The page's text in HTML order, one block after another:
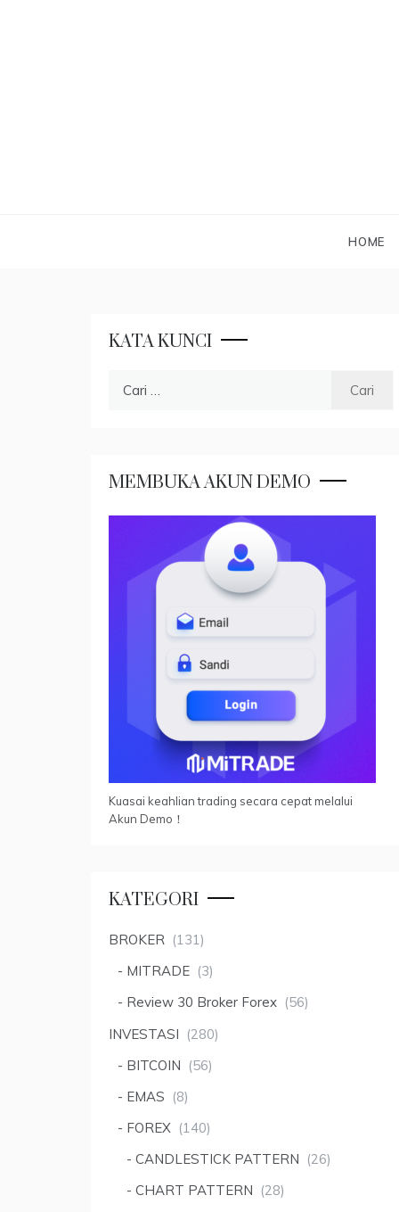
HOME
KATA KUNCI
MEMBUKA AKUN DEMO
Kuasai keahlian trading secara cepat melalui
Akun Demo！
KATEGORI
BROKER (131)
MITRADE (3)
Review 30 Broker Forex (56)
INVESTASI (280)
BITCOIN (56)
EMAS (8)
FOREX (140)
CANDLESTICK PATTERN (26)
CHART PATTERN (28)